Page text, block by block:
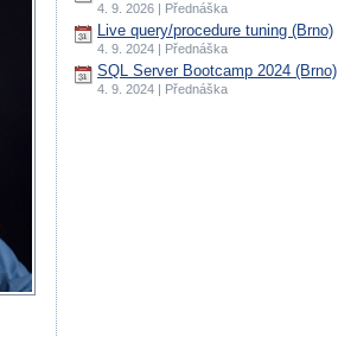
4. 9. 2026 | Přednáška
Live query/procedure tuning (Brno)
4. 9. 2024 | Přednáška
SQL Server Bootcamp 2024 (Brno)
4. 9. 2024 | Přednáška